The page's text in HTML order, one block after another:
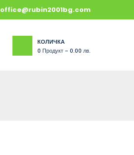
office@rubin2001bg.com
КОЛИЧКА
0 Продукт - 0.00 лв.